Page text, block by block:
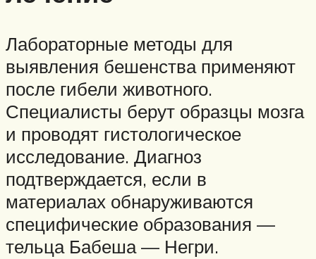
Лабораторные методы для
выявления бешенства применяют
после гибели животного.
Специалисты берут образцы мозга
и проводят гистологическое
исследование. Диагноз
подтверждается, если в
материалах обнаруживаются
специфические образования —
тельца Бабеша — Негри.